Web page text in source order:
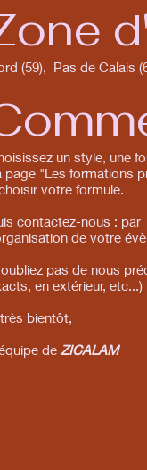
(59), Pas de Calais
un style, une
page "Les formations
votre formule.
contactez-nous :
de votre
pas de nous
en extérieur, etc...)
bientôt,
de ZICALAM